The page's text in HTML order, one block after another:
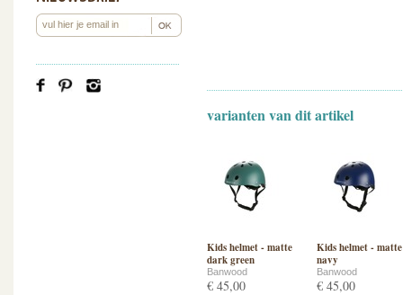
varianten van dit artikel
Kids helmet - matte
dark green
Banwood
€ 45,00
Kids helmet - matte
navy
Banwood
€ 45,00